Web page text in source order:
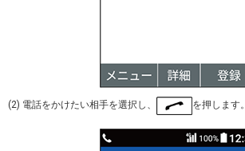
(2) 電話をかけたい相手を選択し、 を押します。